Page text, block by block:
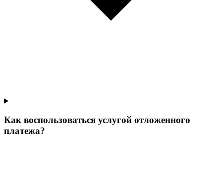
Как воспользоваться услугой отложенного
платежа?